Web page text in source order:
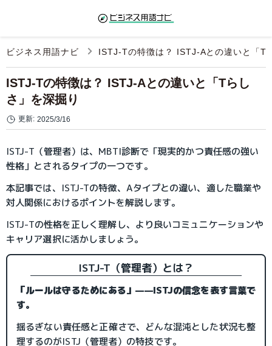
ビジネス用語ナビ ISTJ-Tの特徴は？ ISTJ-Aとの違いと「T
ISTJ-Tの特徴は？ ISTJ-Aとの違いと「Tらし
さ」を深掘り
更新: 2025/3/16
ISTJ-T（管理者）は、MBTI診断で「現実的かつ責任感の強い
性格」とされるタイプの一つです。
本記事では、ISTJ-Tの特徴、Aタイプとの違い、適した職業や
対人関係におけるポイントを解説します。
ISTJ-Tの性格を正しく理解し、より良いコミュニケーションや
キャリア選択に活かしましょう。
ISTJ-T（管理者）とは？
「ルールは守るためにある」——ISTJの信念を表す言葉で
す。
揺るぎない責任感と正確さで、どんな混沌とした状況も整
理するのがISTJ（管理者）の特技です。